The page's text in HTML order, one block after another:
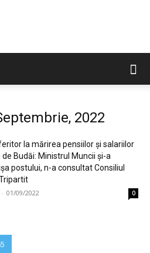
2022
la mărirea pensiilor și salariilor
Budăi: Ministrul Muncii și-a
postului, n-a consultat Consiliul
- 01/09/2022 0